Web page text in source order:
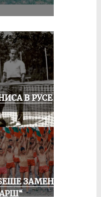
В РУСЕ
ЗАМЕНЕН